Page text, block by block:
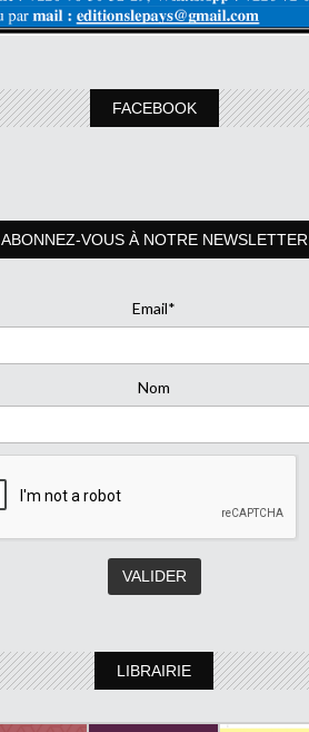
FACEBOOK
ABONNEZ-VOUS À NOTRE NEWSLETTER
Email*
Nom
LIBRAIRIE